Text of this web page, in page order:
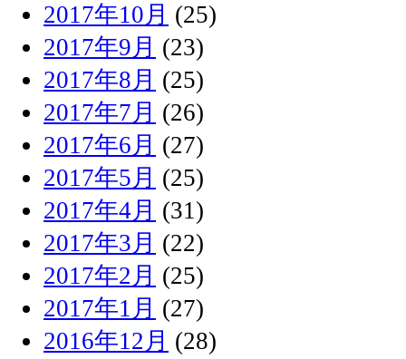
2017年10月 (25)
2017年9月 (23)
2017年8月 (25)
2017年7月 (26)
2017年6月 (27)
2017年5月 (25)
2017年4月 (31)
2017年3月 (22)
2017年2月 (25)
2017年1月 (27)
2016年12月 (28)